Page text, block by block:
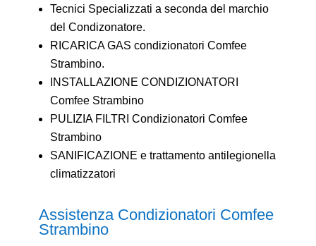
Tecnici Specializzati a seconda del marchio
del Condizonatore.
RICARICA GAS condizionatori Comfee
Strambino.
INSTALLAZIONE CONDIZIONATORI
Comfee Strambino
PULIZIA FILTRI Condizionatori Comfee
Strambino
SANIFICAZIONE e trattamento antilegionella
climatizzatori
Assistenza Condizionatori Comfee
Strambino